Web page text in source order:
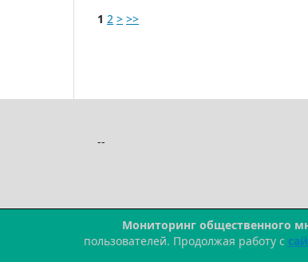
1 2 > >>
--
Мониторинг общественного
пользователей. Продолжая работу с